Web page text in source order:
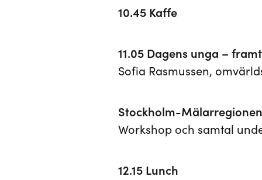
10.45 Kaffe
11.05 Dagens unga –
Sofia Rasmussen,
Stockholm-
Workshop och samtal
12.15 Lunch